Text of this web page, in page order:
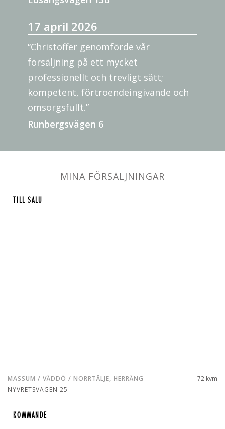
17 april 2026
“Christoffer genomförde vår
försäljning på ett mycket
professionellt och trevligt sätt;
kompetent, förtroendeingivande och
omsorgsfullt.”
Runbergsvägen 6
MINA FÖRSÄLJNINGAR
TILL SALU
MASSUM / VÄDDÖ / NORRTÄLJE, HERRÄNG
NYVRETSVÄGEN 25
72 kvm
KOMMANDE
KOMMANDE